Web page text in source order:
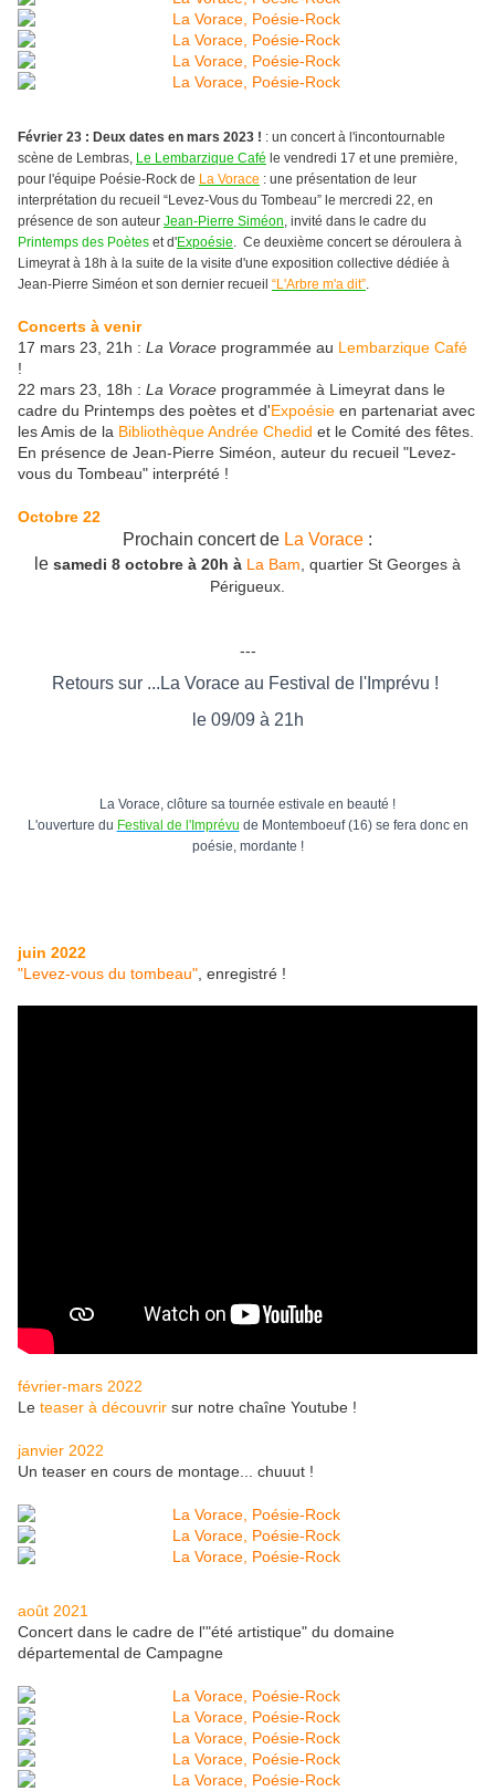
Février 23 : Deux dates en mars 2023 ! : un concert à l'incontournable
scène de Lembras, Le Lembarzique Café le vendredi 17 et une première,
pour l'équipe Poésie-Rock de La Vorace : une présentation de leur
interprétation du recueil “Levez-Vous du Tombeau” le mercredi 22, en
présence de son auteur Jean-Pierre Siméon, invité dans le cadre du
Printemps des Poètes et d'Expoésie. Ce deuxième concert se déroulera à
Limeyrat à 18h à la suite de la visite d'une exposition collective dédiée à
Jean-Pierre Siméon et son dernier recueil “L'Arbre m'a dit”.
Concerts à venir
17 mars 23, 21h : La Vorace programmée au Lembarzique Café
!
22 mars 23, 18h : La Vorace programmée à Limeyrat dans le
cadre du Printemps des poètes et d'Expoésie en partenariat avec
les Amis de la Bibliothèque Andrée Chedid et le Comité des fêtes.
En présence de Jean-Pierre Siméon, auteur du recueil "Levez-
vous du Tombeau" interprété !
Octobre 22
Prochain concert de La Vorace :
le samedi 8 octobre à 20h à La Bam , quartier St Georges à
Périgueux.
---
Retours sur ...La Vorace au Festival de l'Imprévu !
le 09/09 à 21h
La Vorace, clôture sa tournée estivale en beauté !
L'ouverture du Festival de l'Imprévu de Montemboeuf (16) se fera donc en
poésie, mordante !
juin 2022
"Levez-vous du tombeau" , enregistré !
février-mars 2022
Le teaser à découvrir sur notre chaîne Youtube !
janvier 2022
Un teaser en cours de montage... chuuut !
août 2021
Concert dans le cadre de l'"été artistique" du domaine
départemental de Campagne